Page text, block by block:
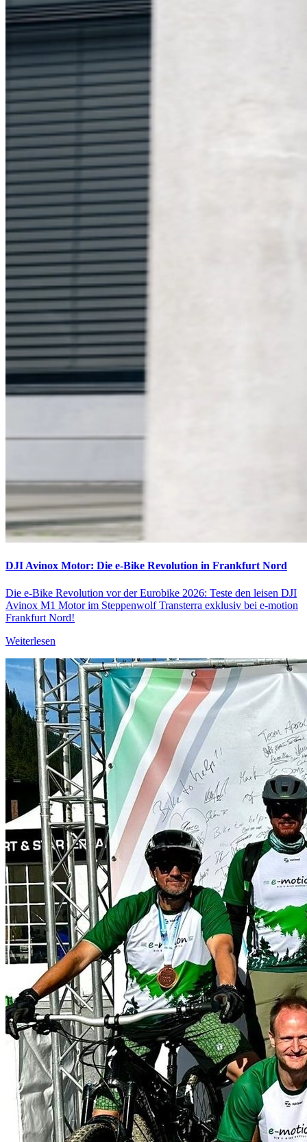
DJI Avinox Motor: Die e-Bike Revolution in Frankfurt Nord
Die e-Bike Revolution vor der Eurobike 2026: Teste den leisen DJI
Avinox M1 Motor im Steppenwolf Transterra exklusiv bei e-motion
Frankfurt Nord!
Weiterlesen